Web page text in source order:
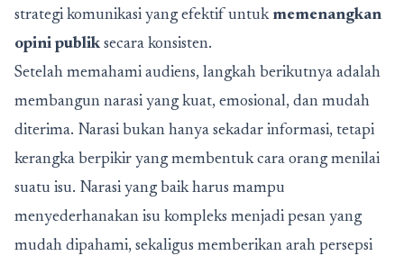
strategi komunikasi yang efektif untuk memenangkan
opini publik secara konsisten.
Setelah memahami audiens, langkah berikutnya adalah
membangun narasi yang kuat, emosional, dan mudah
diterima. Narasi bukan hanya sekadar informasi, tetapi
kerangka berpikir yang membentuk cara orang menilai
suatu isu. Narasi yang baik harus mampu
menyederhanakan isu kompleks menjadi pesan yang
mudah dipahami, sekaligus memberikan arah persepsi